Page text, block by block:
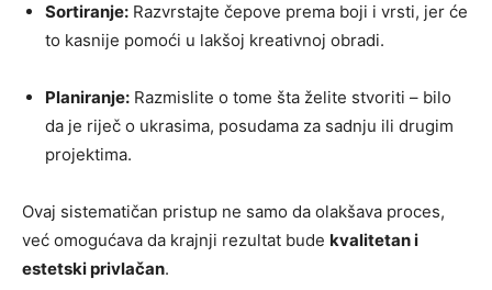
Sortiranje: Razvrstajte čepove prema boji i vrsti, jer će
to kasnije pomoći u lakšoj kreativnoj obradi.
Planiranje: Razmislite o tome šta želite stvoriti – bilo
da je riječ o ukrasima, posudama za sadnju ili drugim
projektima.
Ovaj sistematičan pristup ne samo da olakšava proces,
već omogućava da krajnji rezultat bude kvalitetan i
estetski privlačan.